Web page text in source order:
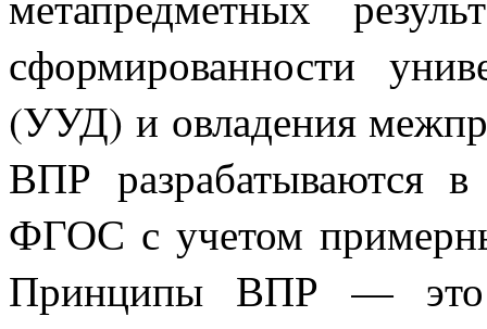
сформированности
(УУД) и овладения
ВПР разрабатываются в
ФГОС с учетом
Принципы ВПР — это